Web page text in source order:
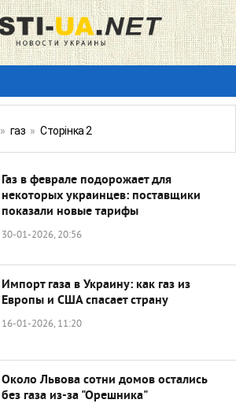
» газ » Сторінка 2
Газ в феврале подорожает для
некоторых украинцев: поставщики
показали новые тарифы
30-01-2026, 20:56
Импорт газа в Украину: как газ из
Европы и США спасает страну
16-01-2026, 11:20
Около Львова сотни домов остались
без газа из-за "Орешника"